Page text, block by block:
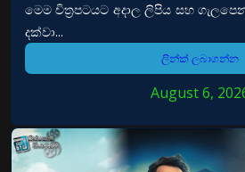
මෙම චිත්‍රපටයට අදාල ලිපිය සහ
දක්වා...
ලින්ක් ලබාගන්න
August 6,